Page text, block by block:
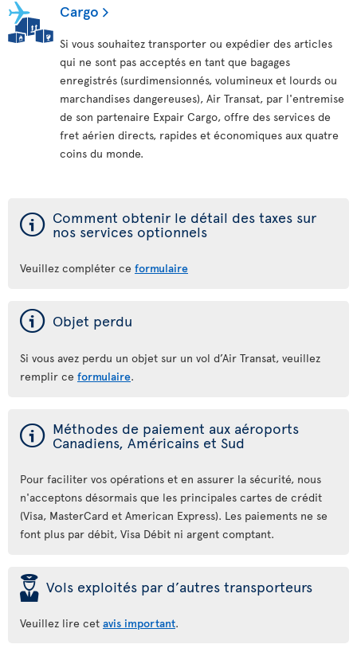
Cargo
Si vous souhaitez transporter ou expédier des articles
qui ne sont pas acceptés en tant que bagages
enregistrés (surdimensionnés, volumineux et lourds ou
marchandises dangereuses), Air Transat, par l'entremise
de son partenaire Expair Cargo, offre des services de
fret aérien directs, rapides et économiques aux quatre
coins du monde.
ý Comment obtenir le détail des taxes sur
nos services optionnels
Veuillez compléter ce formulaire
ý Objet perdu
Si vous avez perdu un objet sur un vol d’Air Transat, veuillez
remplir ce formulaire.
ý Méthodes de paiement aux aéroports
Canadiens, Américains et Sud
Pour faciliter vos opérations et en assurer la sécurité, nous
n'acceptons désormais que les principales cartes de crédit
(Visa, MasterCard et American Express). Les paiements ne se
font plus par débit, Visa Débit ni argent comptant.
þ Vols exploités par d’autres transporteurs
Veuillez lire cet avis important.